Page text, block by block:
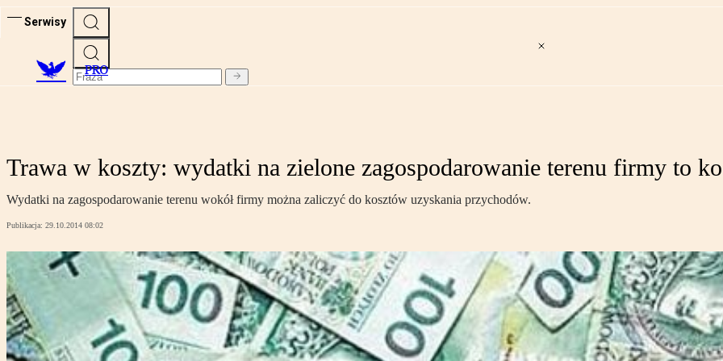
Serwisy
PRO
Trawa w koszty: wydatki na zielone zagospodarowanie terenu firmy to
Wydatki na zagospodarowanie terenu wokół firmy można zaliczyć do kosztów uzyskania przychodów.
Publikacja: 29.10.2014 08:02